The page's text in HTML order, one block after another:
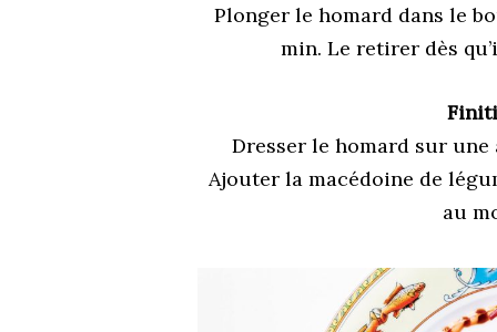
Plonger le homard dans le
min. Le retirer dès
Dresser le homard sur
Ajouter la macédoine de
au